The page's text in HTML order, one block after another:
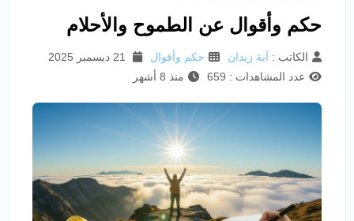
حكم وأقوال عن الطموح والأحلام
الكاتب : آية زيدان حكم وأقوال
عدد المشاهدات : 659
منذ 8 أشهر